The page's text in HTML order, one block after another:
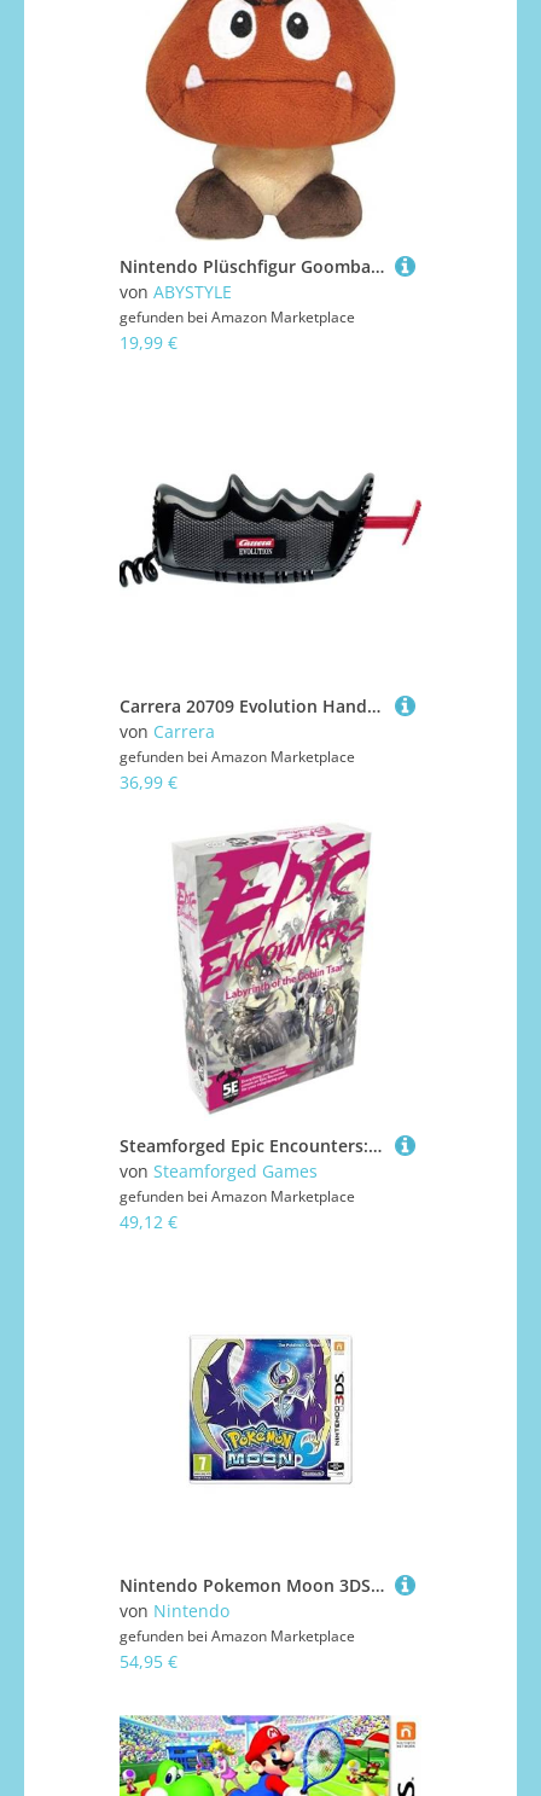
Nintendo Plüschfigur Goomba (14cm)
von ABYSTYLE
gefunden bei Amazon Marketplace
19,99 €
Carrera 20709 Evolution Handregler, mechanisch
von Carrera
gefunden bei Amazon Marketplace
36,99 €
Steamforged Epic Encounters: Labyrinth of The Goblin Tsar - 5E Compatible
von Steamforged Games
gefunden bei Amazon Marketplace
49,12 €
Nintendo Pokemon Moon 3DS, 187970
von Nintendo
gefunden bei Amazon Marketplace
54,95 €